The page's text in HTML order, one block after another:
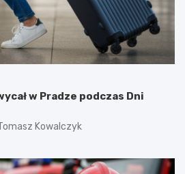
w Pradze podczas Dni
Kowalczyk